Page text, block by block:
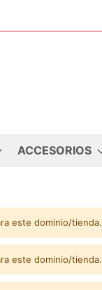
ACCESORIOS
este dominio/tienda.
este dominio/tienda.